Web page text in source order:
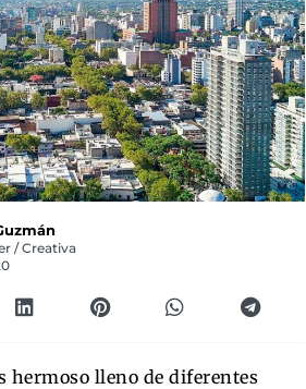
/ Creativa
hermoso lleno de diferentes